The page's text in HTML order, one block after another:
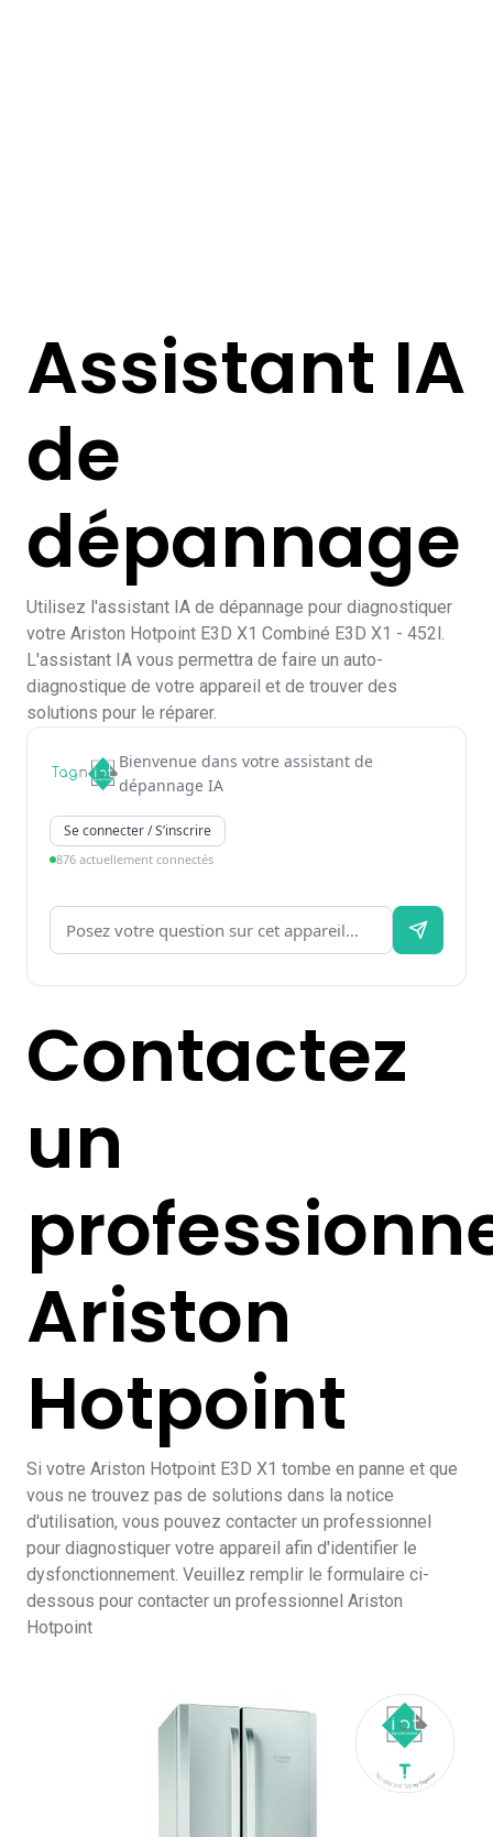
Assistant IA
de
dépannage
Utilisez l'assistant IA de dépannage pour diagnostiquer
votre Ariston Hotpoint E3D X1 Combiné E3D X1 - 452l.
L'assistant IA vous permettra de faire un auto-
diagnostique de votre appareil et de trouver des
solutions pour le réparer.
Bienvenue dans votre assistant de
dépannage IA
Se connecter / S’inscrire
876 actuellement connectés
Contactez
un
Ariston
Hotpoint
Si votre Ariston Hotpoint E3D X1 tombe en panne et que
vous ne trouvez pas de solutions dans la notice
d'utilisation, vous pouvez contacter un professionnel
pour diagnostiquer votre appareil afin d'identifier le
dysfonctionnement. Veuillez remplir le formulaire ci-
dessous pour contacter un professionnel Ariston
Hotpoint